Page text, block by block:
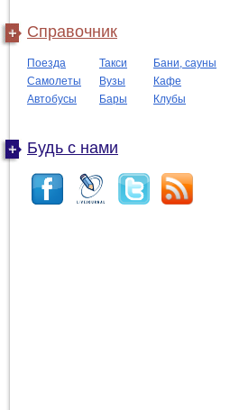
Справочник
Поезда Такси
Бани, сауны
Самолеты
Вузы
Кафе
Автобусы
Бары Клубы
Будь с нами